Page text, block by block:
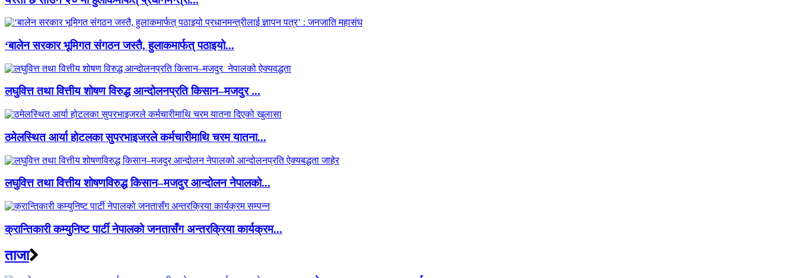
‘बालेन सरकार भूमिगत संगठन जस्तै, हुलाकमार्फत् पठाइयो...
लघुवित्त तथा वित्तीय शोषण विरुद्ध आन्दोलनप्रति किसान–मजदुर ...
ठमेलस्थित आर्या होटलका सुपरभाइजरले कर्मचारीमाथि चरम यातना...
लघुवित्त तथा वित्तीय शोषणविरुद्ध किसान–मजदुर आन्दोलन नेपालको...
क्रान्तिकारी कम्युनिष्ट पार्टी नेपालको जनतासँग अन्तरक्रिया कार्यक्रम...
ताजा